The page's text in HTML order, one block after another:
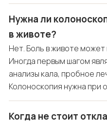
Нужна ли
в животе?
Нет. Боль в животе
Иногда первым шагом
анализы кала, пробное
Колоноскопия нужна при
Когда не стоит